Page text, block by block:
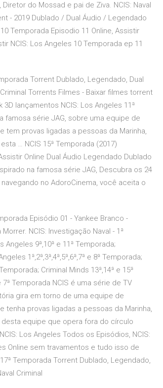
do Mossad e pai de Ziva. NCIS: Naval
- 2019 Dublado / Dual Áudio / Legendado
Temporada Episodio 11 Online, Assistir
NCIS: Los Angeles 10 Temporada ep 11
Torrent Dublado, Legendado, Dual
Torrents Filmes - Baixar filmes torrent
lançamentos NCIS: Los Angeles 11ª
famosa série JAG, sobre uma equipe de
provas ligadas a pessoas da Marinha,
… NCIS 15ª Temporada (2017)
Online Dual Áudio Legendado Dublado
na famosa série JAG, Descubra os 24
no AdoroCinema, você aceita o
Episódio 01 - Yankee Branco -
NCIS: Investigação Naval - 1ª
Angeles 9ª,10ª e 11ª Temporada;
1ª,2ª,3ª,4ª,5ª,6ª,7ª e 8ª Temporada;
Criminal Minds 13ª,14ª e 15ª
7ª Temporada NCIS é uma série de TV
gira em torno de uma equipe de
provas ligadas a pessoas da Marinha,
equipe que opera fora do círculo
Los Angeles Todos os Episódios, NCIS:
Online sem travamentos e tudo isso de
Temporada Torrent Dublado, Legendado,
Criminal